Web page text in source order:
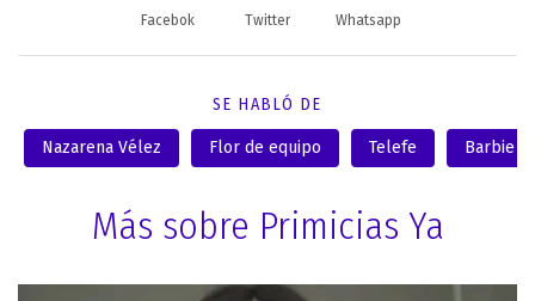
Facebok Twitter Whatsapp
SE HABLÓ DE
Nazarena Vélez Flor de equipo Telefe Barbie
Más sobre Primicias Ya